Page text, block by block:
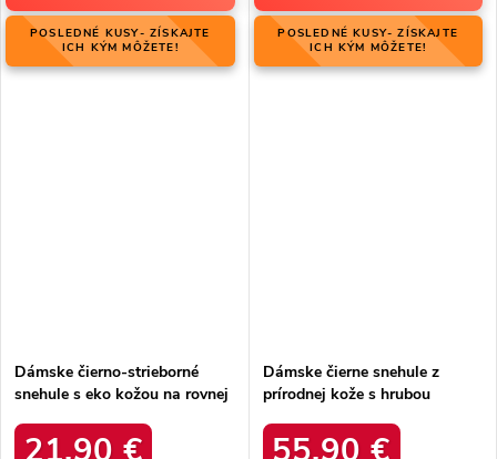
POSLEDNÉ KUSY- ZÍSKAJTE
ICH KÝM MÔŽETE!
Dámske čierno-strieborné
snehule s eko kožou na rovnej
34586 SREBRNY
21,90 €
POSLEDNÉ KUSY- ZÍSKAJTE
ICH KÝM MÔŽETE!
Dámske čierne snehule z
prírodnej kože s hrubou
produktu OO274A206
55,90 €